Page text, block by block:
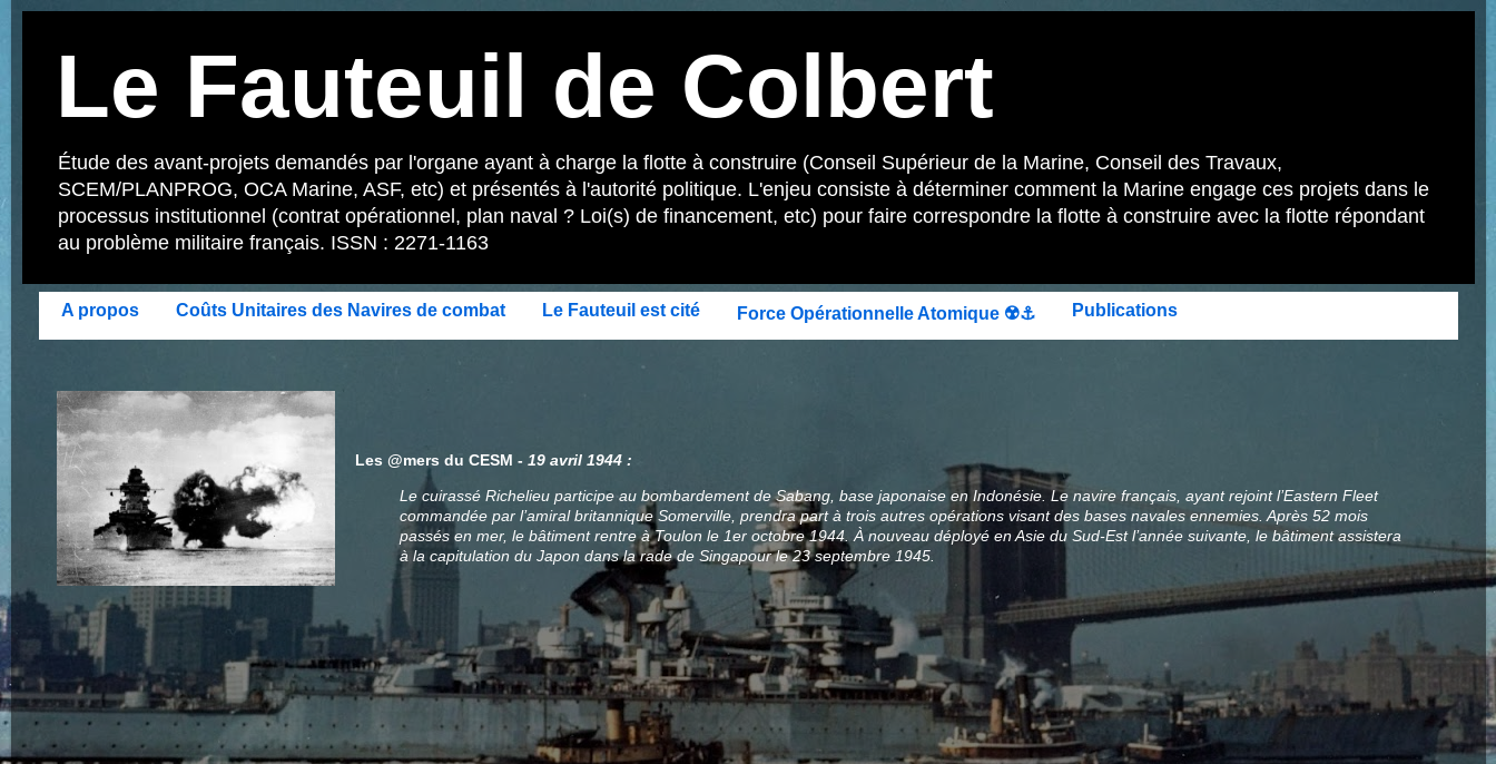
Le Fauteuil de Colbert
Étude des avant-projets demandés par l'organe ayant à charge la flotte à construire (Conseil Supérieur de la Marine, Conseil des Travaux,
SCEM/PLANPROG, OCA Marine, ASF, etc) et présentés à l'autorité politique. L'enjeu consiste à déterminer comment la Marine engage ces projets dans le
processus institutionnel (contrat opérationnel, plan naval ? Loi(s) de financement, etc) pour faire correspondre la flotte à construire avec la flotte répondant
au problème militaire français. ISSN : 2271-1163
A propos Coûts Unitaires des Navires de combat Le Fauteuil est cité Force Opérationnelle Atomique ☢️⚓️ Publications
Les @mers du CESM - 19 avril 1944:
Le cuirassé Richelieu participe au bombardement de Sabang, base japonaise en Indonésie. Le navire français, ayant rejoint l’Eastern Fleet
commandée par l’amiral britannique Somerville, prendra part à trois autres opérations visant des bases navales ennemies. Après 52 mois
passés en mer, le bâtiment rentre à Toulon le 1er octobre 1944. À nouveau déployé en Asie du Sud-Est l’année suivante, le bâtiment assistera
à la capitulation du Japon dans la rade de Singapour le 23 septembre 1945.